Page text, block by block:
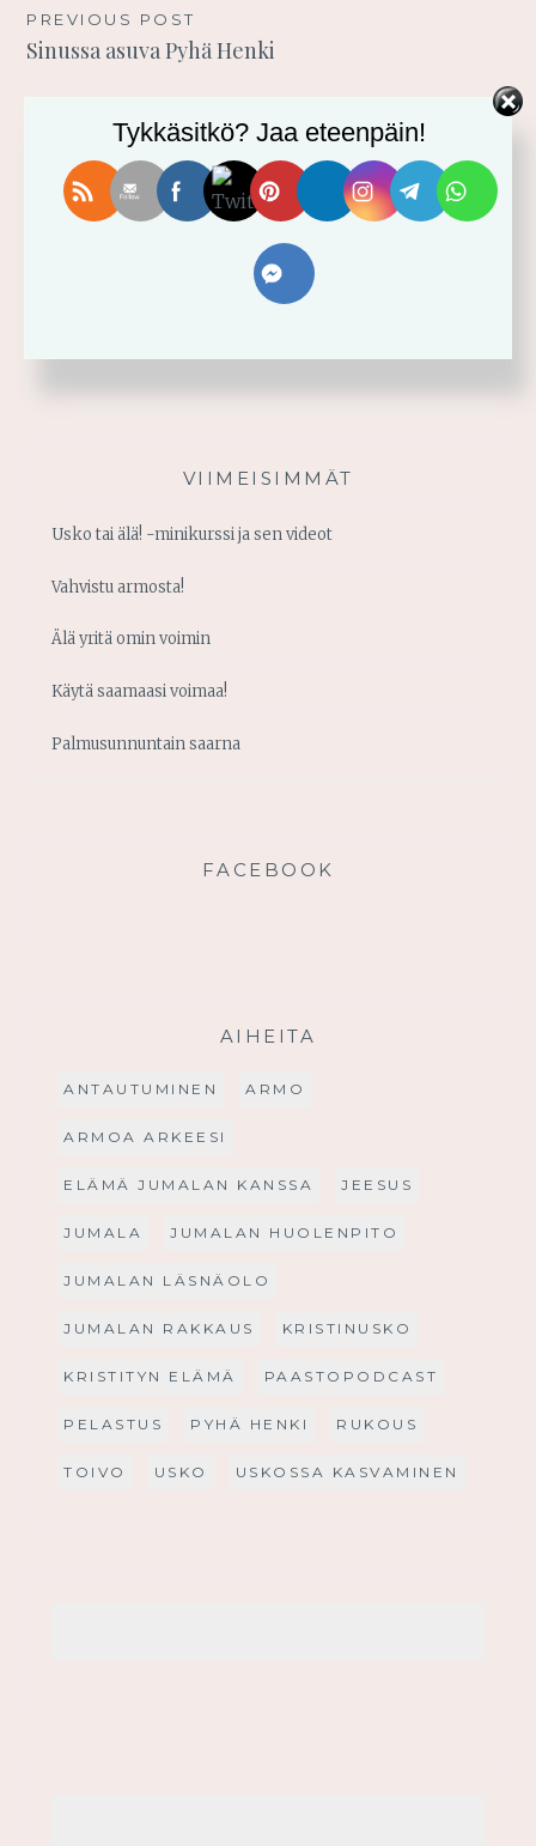
Artikkelien
selaus
PREVIOUS POST
Sinussa asuva Pyhä Henki
TERVETULOA BLOGIINI!
VIIMEISIMMÄT
Usko tai älä! -minikurssi ja sen videot
Vahvistu armosta!
Älä yritä omin voimin
Käytä saamaasi voimaa!
Palmusunnuntain saarna
FACEBOOK
AIHEITA
ANTAUTUMINEN ARMO
ARMOA ARKEESI
ELÄMÄ JUMALAN KANSSA JEESUS
JUMALA JUMALAN HUOLENPITO
JUMALAN LÄSNÄOLO
JUMALAN RAKKAUS KRISTINUSKO
KRISTITYN ELÄMÄ PAASTOPODCAST
PELASTUS PYHÄ HENKI RUKOUS
TOIVO USKO USKOSSA KASVAMINEN
Tykkäsitkö? Jaa eteenpäin!